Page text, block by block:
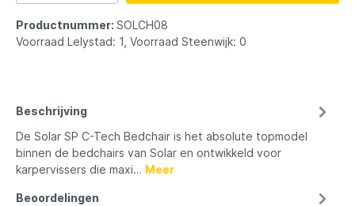
Productnummer: SOLCH08
Voorraad Lelystad: 1, Voorraad Steenwijk: 0
Beschrijving
De Solar SP C-Tech Bedchair is het absolute topmodel
binnen de bedchairs van Solar en ontwikkeld voor
karpervissers die maxi… Meer
Beoordelingen